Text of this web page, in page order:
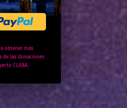
obtener más
de las donaciones
CLABA.